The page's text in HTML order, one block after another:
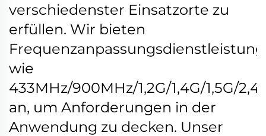
verschiedenster Einsatzorte zu
erfüllen. Wir bieten
wie
433MHz/900MHz/1,2G/1,4G/1,5G/
an, um Anforderungen in der
Anwendung zu decken. Unser